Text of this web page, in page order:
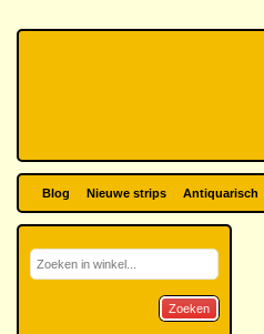
Blog Nieuwe strips Antiquarisch
Zoeken